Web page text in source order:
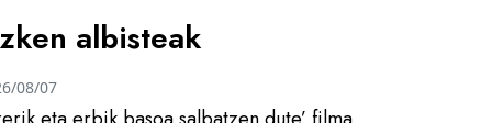
albisteak
08/07